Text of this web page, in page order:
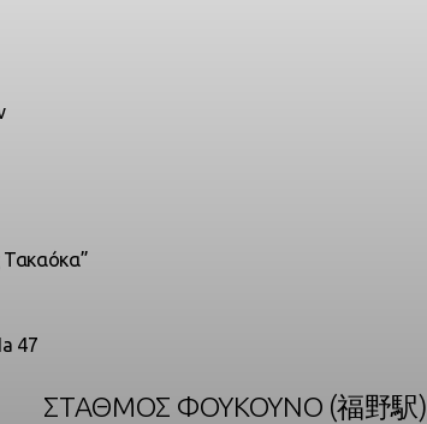
47
ΣΤΑΘΜΌΣ ΦΟΥΚΟΎΝΟ (福野駅)